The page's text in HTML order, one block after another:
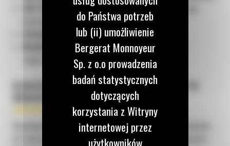
CAT Production Measurement (CPM)– system wag
kontrolujących pracę maszyn;
– urządzenie telematyczne;
Machine Drive Power (MDP)– ułatwiona kontrola
DLACZEGO WARTO WYBRAĆ BERGERAT RENT W
Dysponujemy maszynami budowlanymi, które są przystosowane
do realizacji złożonych i ciężkich prac. Co zapewniamy naszym
do Państwa potrzeb
lub (ii) umożliwienie
Bergerat Monnoyeur
Sp. z o.o prowadzenia
badań statystycznych
dotyczących
korzystania z Witryny
internetowej przez
użytkowników